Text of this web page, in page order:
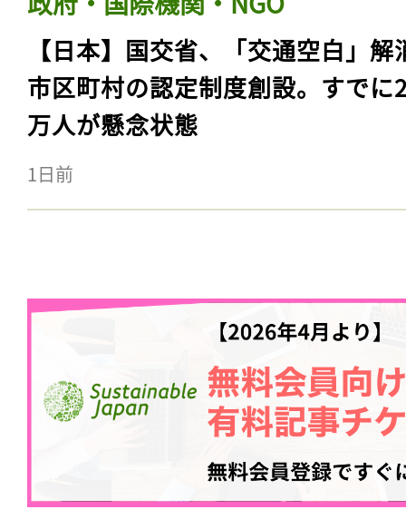
【日本】国交省、「交通空白」解
市区町村の認定制度創設。すでに
万人が懸念状態
1日前